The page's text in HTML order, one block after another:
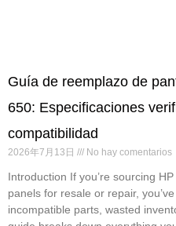
Guía de reemplazo de
650: Especificaciones
compatibilidad
2026年7月13日 No hay comentarios
Introduction If you’re sourcing
panels for resale or repair,
incompatible parts, wasted